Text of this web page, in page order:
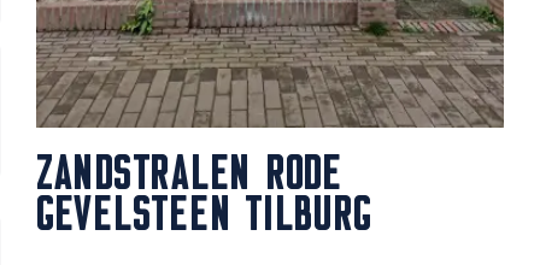
ZANDSTRALEN RODE
GEVELSTEEN TILBURG